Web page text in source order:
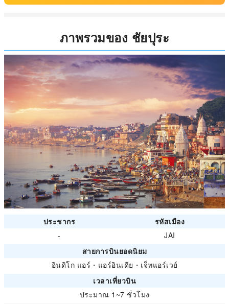
ภาพรวมของ ชัยปุระ
ประชากร
รหัสเมือง
-
JAI
สายการบินยอดนิยม
อินดิโก แอร์ ・ แอร์อินเดีย ・ เจ็ทแอร์เวย์
เวลาเที่ยวบิน
ประมาณ 1~7 ชั่วโมง